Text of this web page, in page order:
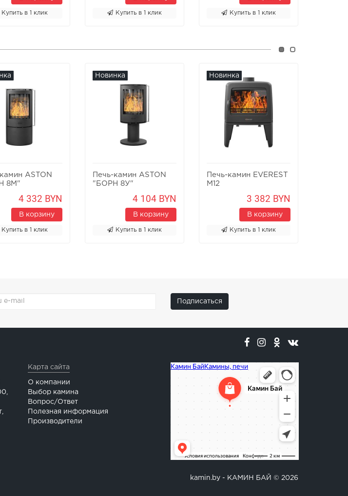
Купить в 1 клик Купить в 1 клик Купить в 1 клик
ASTON
8М"
4 332 BYN
В корзину
Купить в 1 клик
Новинка
Печь-камин ASTON
"БОРН 8У"
4 104 BYN
В корзину
Купить в 1 клик
Новинка
Печь-камин EVEREST
M12
3 382 BYN
В корзину
Купить в 1 клик
Подписаться
Карта сайта
О компании
Выбор камина
Вопрос/Ответ
Полезная информация
Производители
kamin.by - КАМИН БАЙ © 2026
Менеджер сайта